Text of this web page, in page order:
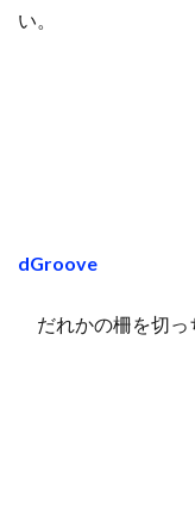
い。
dGroove
だれかの柵を切っ